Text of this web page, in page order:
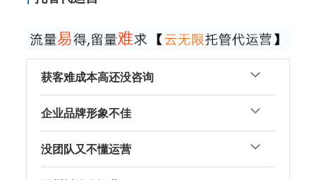
获客难成本高还没咨询
企业品牌形象不佳
没团队又不懂运营